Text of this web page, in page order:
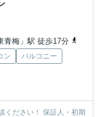
青梅」駅 徒歩17分
ン
バルコニー
保証人・初期